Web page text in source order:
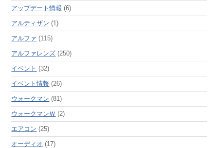
アップデート情報 (6)
アルティザン (1)
アルファ (115)
アルファレンズ (250)
イベント (32)
イベント情報 (26)
ウォークマン (81)
ウォークマンＷ (2)
エアコン (25)
オーディオ (17)